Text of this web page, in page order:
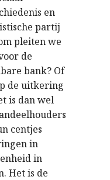
en
partij
pleiten we
de
bank? Of
de uitkering
is dan wel
centjes
in
in
Het is de